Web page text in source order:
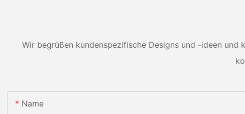
Wir begrüßen kundenspezifische Designs und -ideen
Name